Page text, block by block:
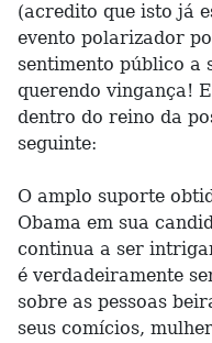
(acredito que isto já
evento polarizador
sentimento público a
querendo vingança!
dentro do reino da
seguinte:
O amplo suporte
Obama em sua
continua a ser
é verdadeiramente
sobre as pessoas
seus comícios,